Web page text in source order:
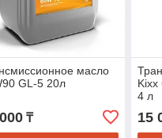
масло
GL-5 20л
₸
Kixx
4 л
15